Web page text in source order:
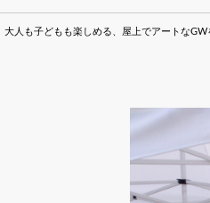
大人も子どもも楽しめる、屋上でアートな